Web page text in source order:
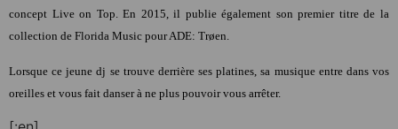
concept Live on Top. En 2015, il publie également son premier titre de la
collection de Florida Music pour ADE: Trøen.
Lorsque ce jeune dj se trouve derrière ses platines, sa musique entre dans vos
oreilles et vous fait danser à ne plus pouvoir vous arrêter.